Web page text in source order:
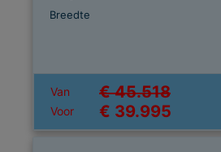
Breedte
Van € 45.518
Voor € 39.995